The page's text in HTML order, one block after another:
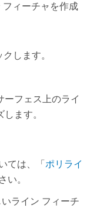
ィーチャを作成
します。
ーフェス上のライ
ます。
ては、「ポリライ
い。
ライン フィーチ